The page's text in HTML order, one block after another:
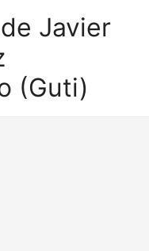
Javier
(Guti)